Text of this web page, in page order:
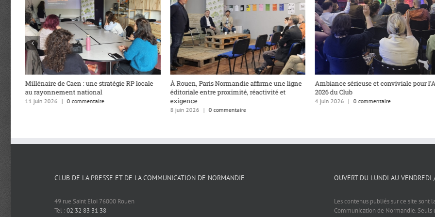
Millénaire de Caen : une stratégie RP locale
au rayonnement national
11 juin 2026 | 0 commentaire
À Rouen, Paris Normandie affirme une ligne
éditoriale entre proximité, réactivité et
exigence
8 juin 2026 | 0 commentaire
Ambiance sérieuse et conviviale pour
2026 du Club
4 juin 2026 | 0 commentaire
CLUB DE LA PRESSE ET DE LA COMMUNICATION DE NORMANDIE
49 rue Saint Eloi 76000 Rouen
Tel :02 32 83 31 38
OUVERT DU LUNDI AU
Les contenus publiés sur ce site sont
Communication de Normandie.